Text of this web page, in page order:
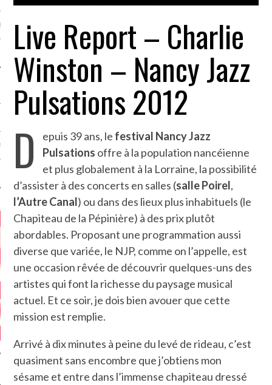
Live Report – Charlie
Winston – Nancy Jazz
Pulsations 2012
D epuis 39 ans, le festival Nancy Jazz
Pulsations offre à la population nancéienne
et plus globalement à la Lorraine, la possibilité
d’assister à des concerts en salles (salle Poirel,
l’Autre Canal) ou dans des lieux plus inhabituels (le
Chapiteau de la Pépinière) à des prix plutôt
abordables. Proposant une programmation aussi
diverse que variée, le NJP, comme on l’appelle, est
une occasion rêvée de découvrir quelques-uns des
artistes qui font la richesse du paysage musical
actuel. Et ce soir, je dois bien avouer que cette
mission est remplie.
Arrivé à dix minutes à peine du levé de rideau, c’est
quasiment sans encombre que j’obtiens mon
sésame et entre dans l’immense chapiteau dressé